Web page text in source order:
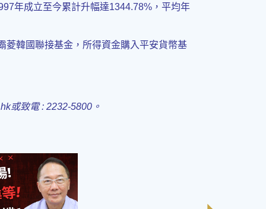
年成立至今累計升幅達1344.78%，平均年
菱韓國聯接基金，所得資金購入平安貨幣基
或致電 : 2232-5800。